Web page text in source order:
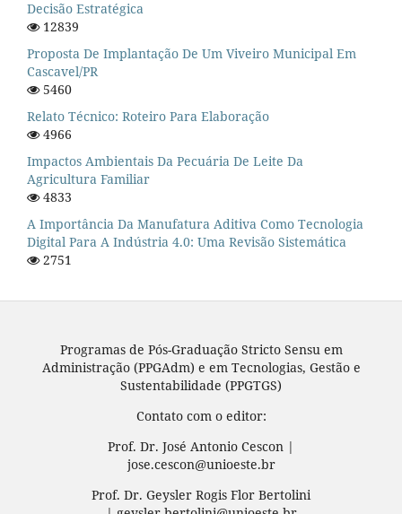
Decisão Estratégica
12839
Proposta De Implantação De Um Viveiro Municipal Em
Cascavel/PR
5460
Relato Técnico: Roteiro Para Elaboração
4966
Impactos Ambientais Da Pecuária De Leite Da
Agricultura Familiar
4833
A Importância Da Manufatura Aditiva Como Tecnologia
Digital Para A Indústria 4.0: Uma Revisão Sistemática
2751
Programas de Pós-Graduação Stricto Sensu em
Administração (PPGAdm) e em Tecnologias, Gestão e
Sustentabilidade (PPGTGS)
Contato com o editor:
Prof. Dr. José Antonio Cescon |
jose.cescon@unioeste.br
Prof. Dr. Geysler Rogis Flor Bertolini